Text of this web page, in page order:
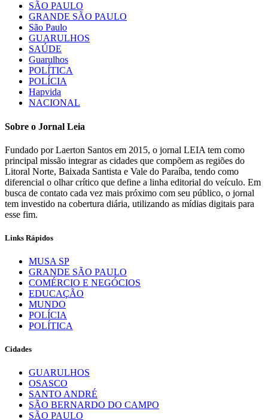
SÃO PAULO
GRANDE SÃO PAULO
São Paulo
GUARULHOS
SAÚDE
Guarulhos
POLÍTICA
POLÍCIA
Hapvida
NACIONAL
Sobre o Jornal Leia
Fundado por Laerton Santos em 2015, o jornal LEIA tem como
principal missão integrar as cidades que compõem as regiões do
Litoral Norte, Baixada Santista e Vale do Paraíba, tendo como
diferencial o olhar crítico que define a linha editorial do veículo. Em
busca de contato cada vez mais próximo com seu público, o jornal
tem investido na cobertura diária, utilizando as mídias digitais para
esse fim.
Links Rápidos
MUSA SP
GRANDE SÃO PAULO
COMÉRCIO E NEGÓCIOS
EDUCAÇÃO
MUNDO
POLÍCIA
POLÍTICA
Cidades
GUARULHOS
OSASCO
SANTO ANDRÉ
SÃO BERNARDO DO CAMPO
SÃO PAULO